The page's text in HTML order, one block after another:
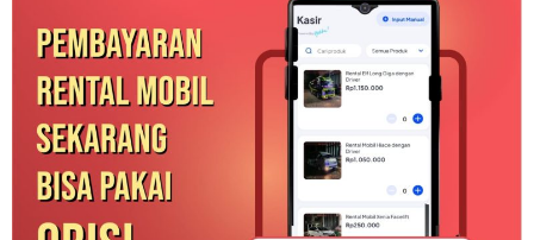
Kini
Bisa
Pakai
QRIS,
Lebih
Cepat
dan